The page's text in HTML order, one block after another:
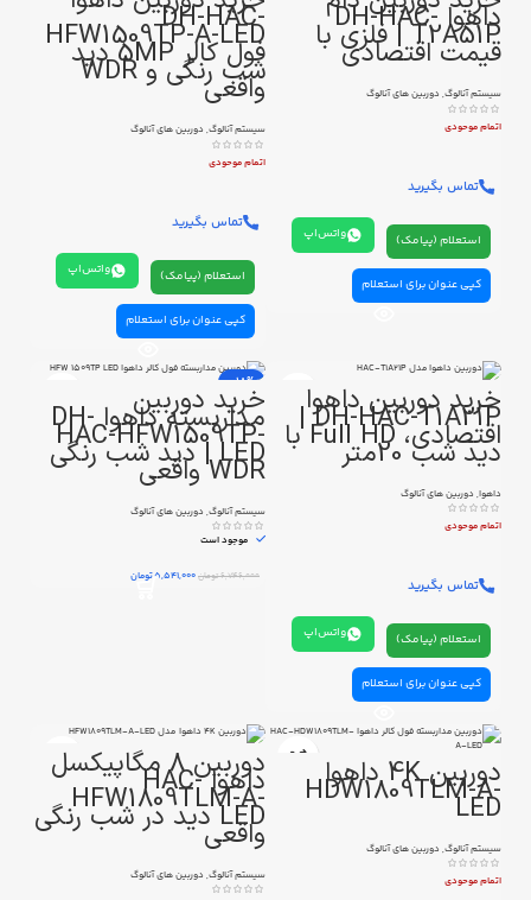
داهوا DH-HAC-
T2A51P | فلزی با
قیمت اقتصادی
سیستم آنالوگ, دوربین های آنالوگ
اتمام موحودی
تماس بگیرید
استعلام (پیامک) واتس‌اپ
کپی عنوان برای استعلام
DH-HAC-
HFW1509TP-A-LED
فول کالر 5MP دید
شب رنگی و WDR واقعی
سیستم آنالوگ, دوربین های آنالوگ
اتمام موحودی
تماس بگیرید
استعلام (پیامک) واتس‌اپ
کپی عنوان برای استعلام
خرید دوربین داهواDH-HAC-T1A21P |اقتصادی، Full HD با دید شب 20متر
داهوا, دوربین های آنالوگ
اتمام موحودی
تماس بگیرید
استعلام (پیامک) واتس‌اپ
کپی عنوان برای استعلام
-18%
خرید دوربین مداربسته داهوا DH-
HAC-HFW1509TP-
LED | دید شب رنگیWDR واقعی
سیستم آنالوگ, دوربین های آنالوگ
موجود است
6,746,000تومان5,541,000تومان
دوربین 4K داهوا
HDW1809TLM-A-
LED
سیستم آنالوگ, دوربین های آنالوگ
اتمام موحودی
دوربین 8 مگاپیکسلداهوا HAC-
HFW1809TLM-A-
LED دید در شب رنگیواقعی
سیستم آنالوگ, دوربین های آنالوگ